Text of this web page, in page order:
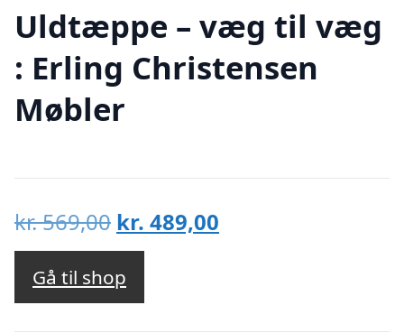
Uldtæppe – væg til væg
: Erling Christensen
Møbler
kr.569,00 Den
oprindelige
pris
var:
kr. 489,00
Gå til shop